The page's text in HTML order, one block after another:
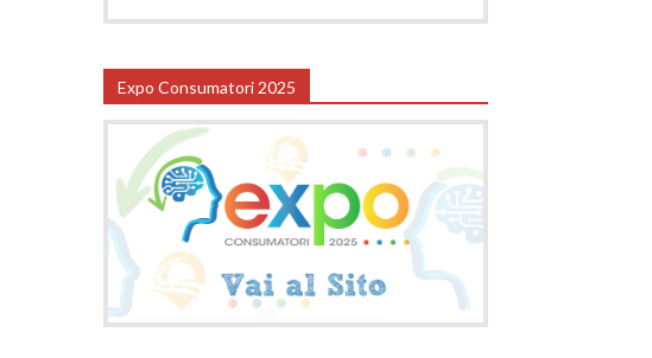
Expo Consumatori 2025